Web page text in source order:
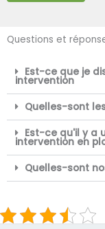
Questions et
Est-ce que je
intervention
Quelles-sont
Est-ce qu'il y a
intervention en
Quelles-sont